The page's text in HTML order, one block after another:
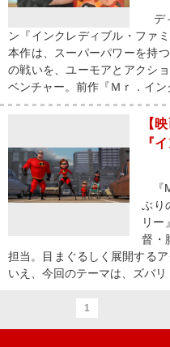
デ
ン『インクレディブル・ファ
本作は、スーパーパワーを持
の戦いを、ユーモアとアクシ
ベンチャー。前作『Ｍｒ．イン
【
『
『
ぶり
リ
督・
担当。目まぐるしく展開する
いえ、今回のテーマは、ズバリ
1